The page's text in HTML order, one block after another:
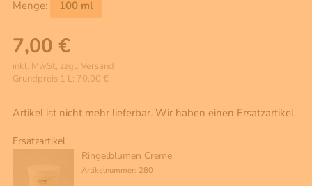
Menge: 100 ml
7,00 €
inkl. MwSt, zzgl. Versand
Grundpreis 1 L: 70,00 €
Artikel ist nicht mehr lieferbar. Wir haben einen Ersatzartikel.
Ersatzartikel
Ringelblumen Creme
Artikelnummer: 280